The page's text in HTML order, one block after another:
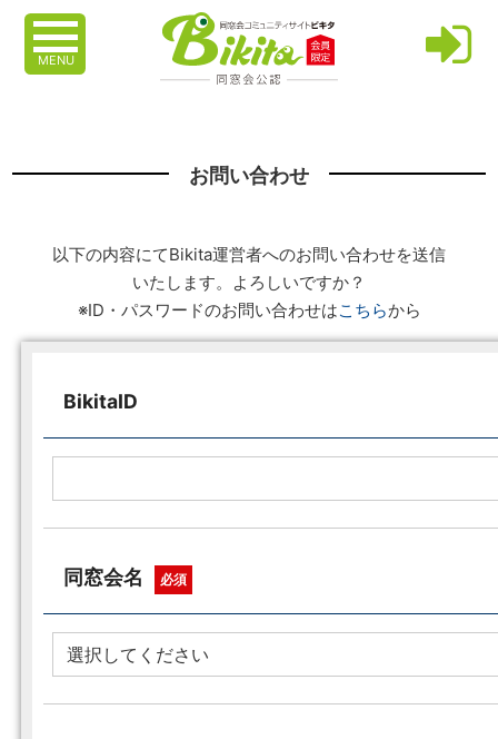
MENU
お問い合わせ
以下の内容にてBikita運営者へのお問い合わせを送信
いたします。よろしいですか？
※ID・パスワードのお問い合わせはこちらから
BikitaID
同窓会名 必須